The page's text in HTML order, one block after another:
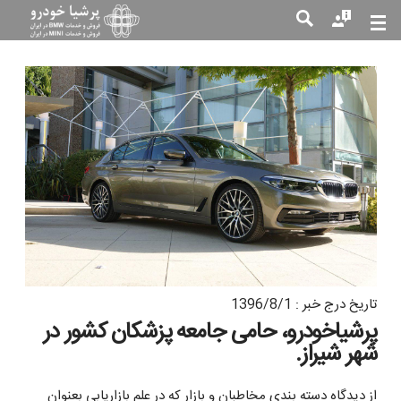
جست
جو
تاریخ درج خبر : 1396/8/1
پرشیاخودرو، حامی جامعه پزشکان کشور در
شهر شیراز.
از دیدگاه دسته بندی مخاطبان و بازار که در علم بازاریابی بعنوان